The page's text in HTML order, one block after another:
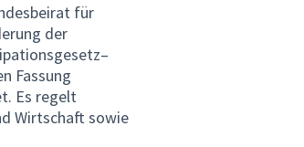
für
der
Fassung
Es regelt
Wirtschaft sowie